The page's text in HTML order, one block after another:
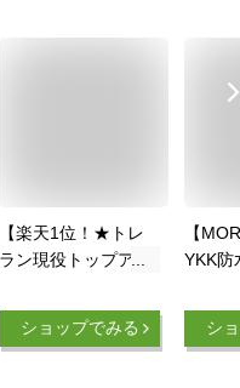
【楽天1位！★トレ
ラン現役トップアス
ンニング リュック
バッグ サイクリング
ショップでみる
【
YKK防
ック
シ